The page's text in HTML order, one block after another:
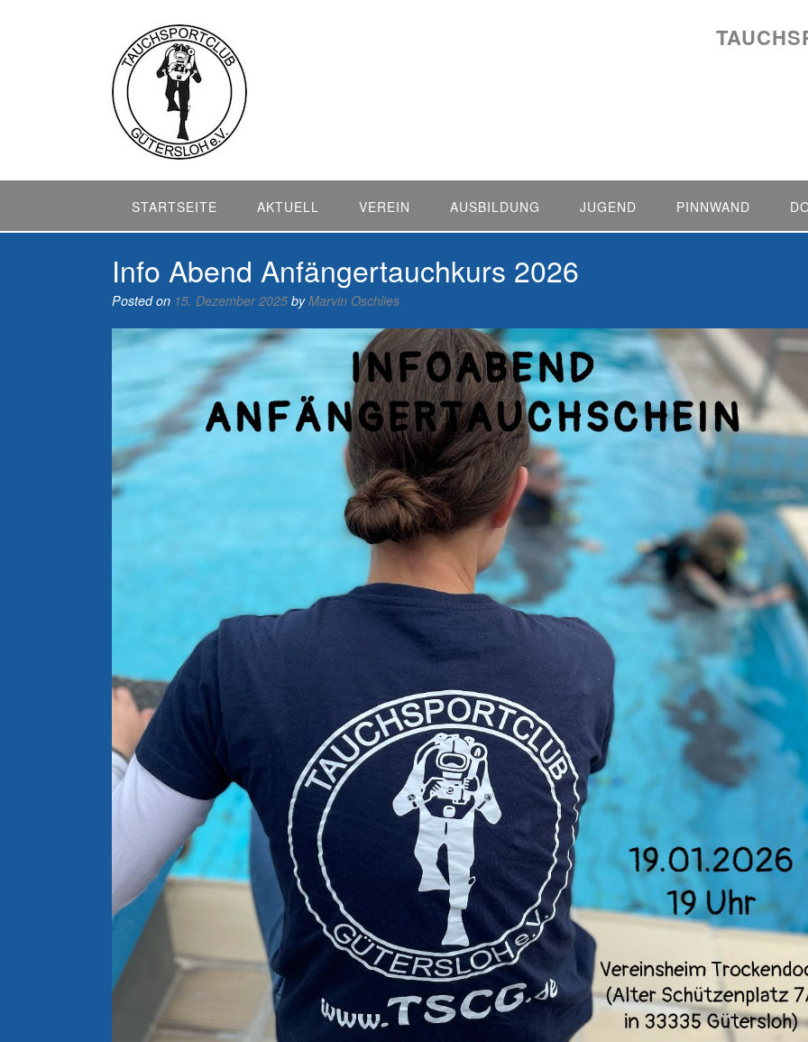
STARTSEITE AKTUELL VEREIN AUSBILDUNG JUGEND PINNWAND
Info Abend Anfängertauchkurs 2026
Posted on 15. Dezember 2025 byMarvin Oschlies